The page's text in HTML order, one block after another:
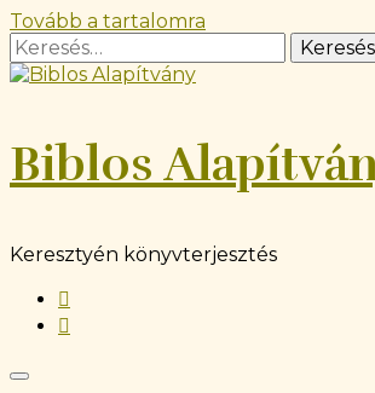
Tovább a tartalomra
Keresés:
Biblos
Keresztyén könyvterjesztés